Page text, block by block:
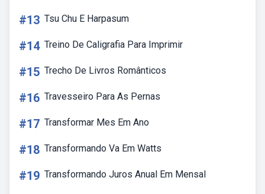
#13 Tsu Chu E Harpasum
#14 Treino De Caligrafia Para Imprimir
#15 Trecho De Livros Românticos
#16 Travesseiro Para As Pernas
#17 Transformar Mes Em Ano
#18 Transformando Va Em Watts
#19 Transformando Juros Anual Em Mensal